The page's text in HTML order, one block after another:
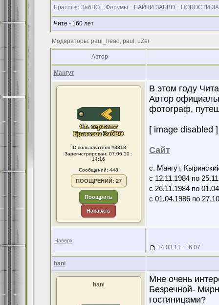
Братство ЗабВО:: Форумы :: БАЙКИ ЗАБВО :: НОВОСТИ
Чите - 160 лет
Модераторы: paul_head, paul, uZer
Автор
Мангут
ID пользователя #3318
Зарегистрирован: 07.06.10 :
14:16
Сообщений: 448
ПООЩРЕНИЙ: 27
Поощрить
Наказать
В этом году
Автор
фотограф,
[ image disabled ]
Сайт
с. Мангут,
с 12.11.1984 по
с 26.11.1984 по
с 01.04.1986 по
Наверх
14.03.11 : 16:07
hani
hani
Мне очень
Безречной-
гостиницами?